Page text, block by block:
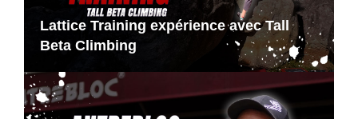
Lattice Training expérience avec Tall
Beta Climbing